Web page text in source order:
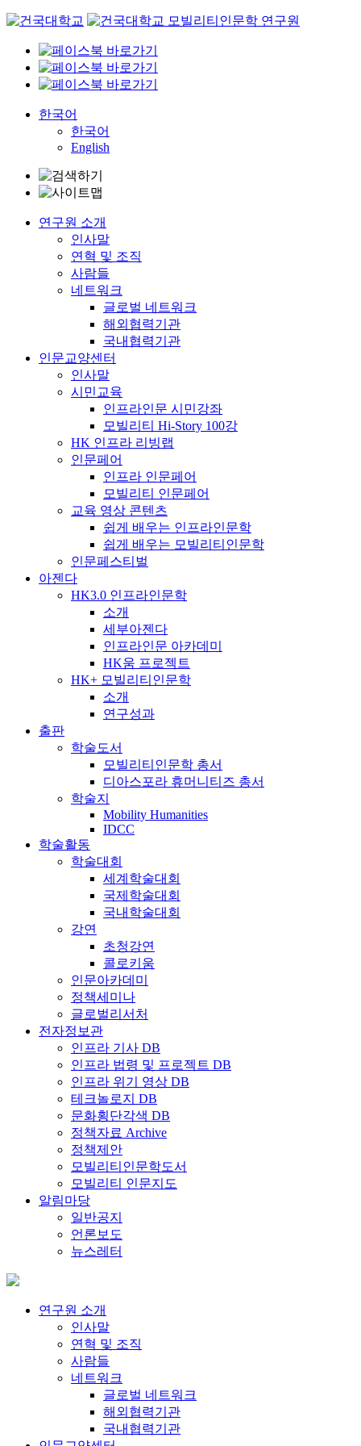
Skip
content
한국어
한국어
English
연구원 소개
인사말
연혁 및 조직
사람들
네트워크
글로벌 네트워크
해외협력기관
국내협력기관
인문교양센터
인사말
시민교육
인프라인문 시민강좌
모빌리티 Hi-Story 100강
HK 인프라 리빙랩
인문페어
인프라 인문페어
모빌리티 인문페어
교육 영상 콘텐츠
쉽게 배우는 인프라인문학
쉽게 배우는 모빌리티인문학
인문페스티벌
아젠다
HK3.0 인프라인문학
소개
세부아젠다
인프라인문 아카데미
HK움 프로젝트
HK+ 모빌리티인문학
소개
연구성과
출판
학술도서
모빌리티인문학 총서
디아스포라 휴머니티즈 총서
학술지
Mobility Humanities
IDCC
학술활동
학술대회
세계학술대회
국제학술대회
국내학술대회
강연
초청강연
콜로키움
인문아카데미
정책세미나
글로벌리서처
전자정보관
인프라 기사 DB
인프라 법령 및 프로젝트 DB
인프라 위기 영상 DB
테크놀로지 DB
문화횡단각색 DB
정책자료 Archive
정책제안
모빌리티인문학도서
모빌리티 인문지도
알림마당
일반공지
언론보도
뉴스레터
연구원 소개
인사말
연혁 및 조직
사람들
네트워크
글로벌 네트워크
해외협력기관
국내협력기관